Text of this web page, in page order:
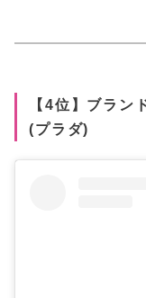
【4位】ブラ
(プラダ)